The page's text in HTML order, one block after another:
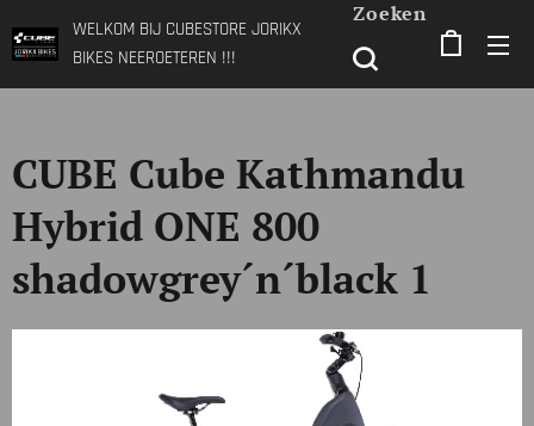
WELKOM BIJ CUBESTORE JORIKX
BIKES NEEROETEREN !!!
Zoeken
CUBE Cube Kathmandu
Hybrid ONE 800
shadowgrey´n´black 1